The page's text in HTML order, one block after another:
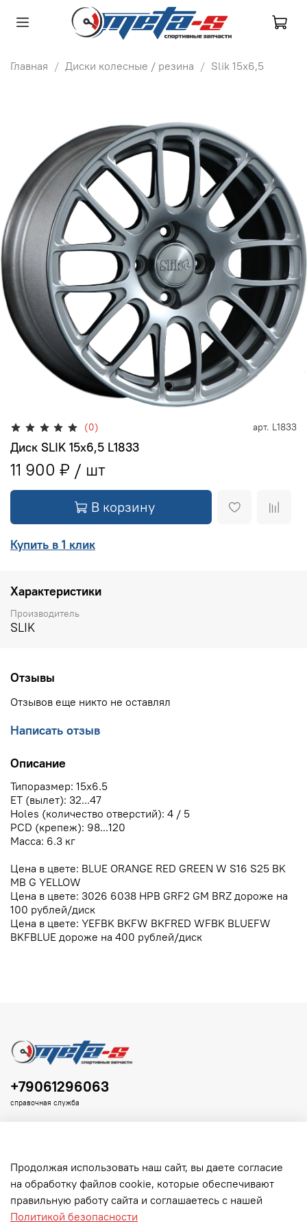
Главная Диски колесные / резина Slik 15х6,5
(0) арт. L1833
Диск SLIK 15x6,5 L1833
11 900 ₽
В корзину
Купить в 1 клик
Характеристики
Производитель
SLIK
Отзывы
Отзывов еще никто не оставлял
Написать отзыв
Описание
Типоразмер: 15x6.5
ЕТ (вылет): 32...47
Holes (количество отверстий): 4 / 5
PCD (крепеж): 98...120
Масса: 6.3 кг
Цена в цвете: BLUE ORANGE RED GREEN W S16 S25 BK
MB G YELLOW
Цена в цвете: 3026 6038 HPB GRF2 GM BRZ дороже на
100 рублей/диск
Цена в цвете: YEFBK BKFW BKFRED WFBK BLUEFW
BKFBLUE дороже на 400 рублей/диск
Клиенту
+79061296063
справочная служба
Продолжая использовать наш сайт, вы даете согласие
на обработку файлов cookie, которые обеспечивают
правильную работу сайта и соглашаетесь с нашей
Политикой безопасности